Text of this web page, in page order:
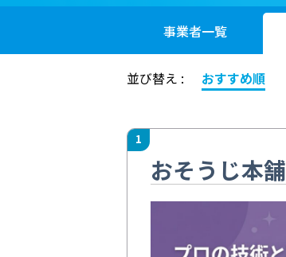
事業者一覧
並び替え : おすすめ順
1
おそうじ本舗